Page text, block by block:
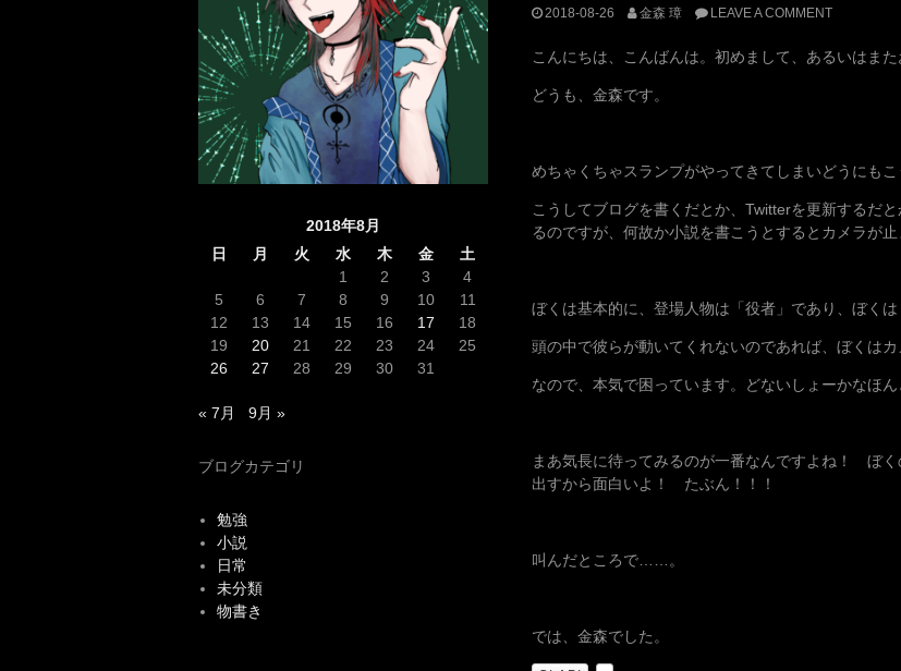
2018-08-26 金森 璋 LEAVE A COMMENT
こんにちは、こんばんは。初めまして、あるいはまた
どうも、金森です。
めちゃくちゃスランプがやってきてしまいどうにも
こうしてブログを書くだとか、Twitterを更新するだ
るのですが、何故か小説を書こうとするとカメラが止
ぼくは基本的に、登場人物は「役者」であり、ぼくは
頭の中で彼らが動いてくれないのであれば、ぼくは
なので、本気で困っています。どないしょーかなほん
まあ気長に待ってみるのが一番なんですよね！ ぼ
出すから面白いよ！ たぶん！！！
叫んだところで……。
では、金森でした。
2018年8月
日
月 火 水 木 金
土
1
2 3
4
5
6 7 8 9 10
11
12
13 14 15 16 17
18
19
20 21 22 23 24
25
26
27 28 29 30 31
« 7月 9月 »
ブログカテゴリ
勉強
小説
日常
未分類
物書き